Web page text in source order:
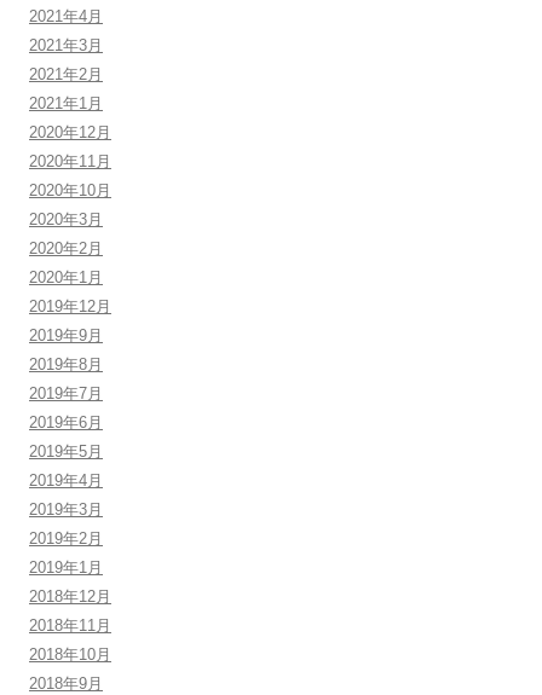
2021年4月
2021年3月
2021年2月
2021年1月
2020年12月
2020年11月
2020年10月
2020年3月
2020年2月
2020年1月
2019年12月
2019年9月
2019年8月
2019年7月
2019年6月
2019年5月
2019年4月
2019年3月
2019年2月
2019年1月
2018年12月
2018年11月
2018年10月
2018年9月